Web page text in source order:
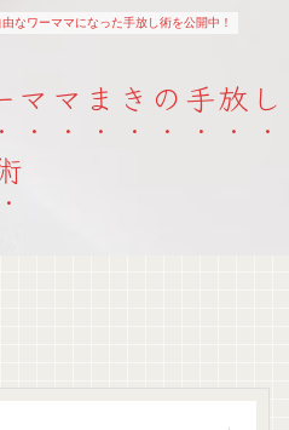
なワーママになった手放し術を公開中！
マまきの手放し